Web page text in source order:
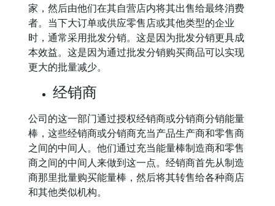
家，然后由他们在其自营店内将其出售给最终消费
者。当下大订单或供应零售店或其他类型的企业
时，通常采用批发分销。这是因为批发分销更具成
本效益。这是因为通过批发分销购买商品可以实现
更大的批量减少。
经销商
公司的这一部门通过授权经销商或分销商分销能量
棒，这些经销商或分销商充当产品生产商和零售商
之间的中间人。他们通过充当能量棒制造商和零售
商之间的中间人来做到这一点。经销商首先从制造
商那里批量购买能量棒，然后将其转售给各种商店
和其他类似机构。